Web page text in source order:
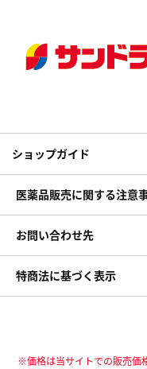
ショップガイド
医薬品販売に関する注意
お問い合わせ先
特商法に基づく表示
※価格は当サイトでの販売価